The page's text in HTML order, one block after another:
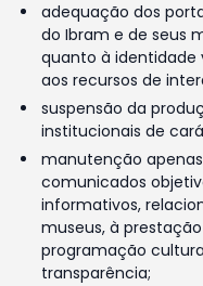
adequação dos
do Ibram e de seus
quanto à identidade
aos recursos de
suspensão da
institucionais de
manutenção
comunicados
informativos,
museus, à
programação
transparência;